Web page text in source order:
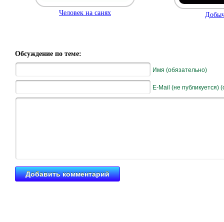
Человек на санях
Обсуждение по теме:
Имя (обязательно)
E-Mail (не публикуется)